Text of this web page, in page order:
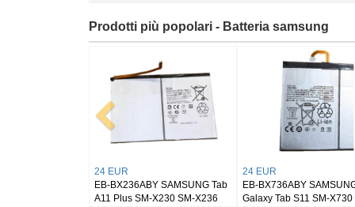
Prodotti più popolari - Batteria samsung
20 EUR
EB-BL330ABY Samsung
Galaxy Watch 8 44mm
21 EUR
EB-BS946ABY Samsung
Galaxy S26 Plus/S947